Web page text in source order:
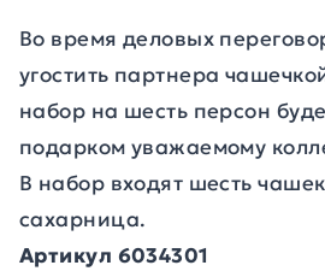
Во время деловых
угостить партнера
набор на шесть персон
подарком уважаемому
В набор входят шесть
сахарница.
Артикул 6034301